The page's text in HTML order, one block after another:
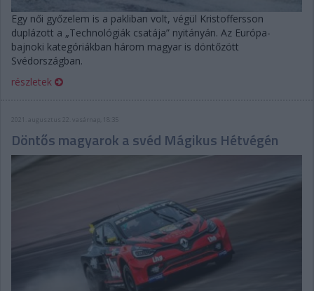
Egy női győzelem is a pakliban volt, végül Kristoffersson
duplázott a „Technológiák csatája” nyitányán. Az Európa-
bajnoki kategóriákban három magyar is döntőzött
Svédországban.
részletek
2021. augusztus 22. vasárnap, 18:35
Döntős magyarok a svéd Mágikus Hétvégén